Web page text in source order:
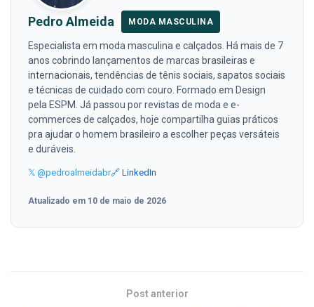
Pedro Almeida MODA MASCULINA
Especialista em moda masculina e calçados. Há mais de 7
anos cobrindo lançamentos de marcas brasileiras e
internacionais, tendências de tênis sociais, sapatos sociais
e técnicas de cuidado com couro. Formado em Design
pela ESPM. Já passou por revistas de moda e e-
commerces de calçados, hoje compartilha guias práticos
pra ajudar o homem brasileiro a escolher peças versáteis
e duráveis.
𝕏 @pedroalmeidabr🔗 LinkedIn
Atualizado em 10 de maio de 2026
Post anterior